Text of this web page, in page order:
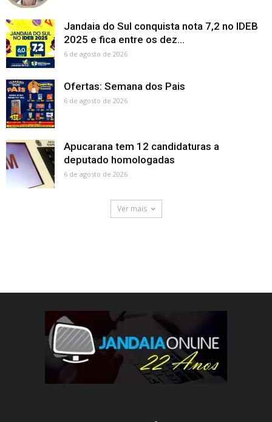
Jandaia do Sul conquista nota 7,2 no IDEB
2025 e fica entre os dez...
6 de agosto de 2026
Ofertas: Semana dos Pais
6 de agosto de 2026
Apucarana tem 12 candidaturas a
deputado homologadas
6 de agosto de 2026
Ver mais